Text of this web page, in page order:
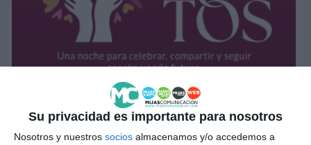
Su privacidad es importante para nosotros
Nosotros y nuestros socios almacenamos y/o accedemos a